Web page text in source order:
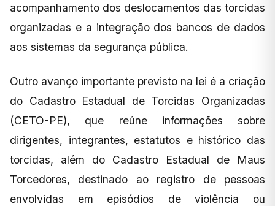
acompanhamento dos deslocamentos das torcidas
organizadas e a integração dos bancos de dados
aos sistemas da segurança pública.
Outro avanço importante previsto na lei é a criação
do Cadastro Estadual de Torcidas Organizadas
(CETO-PE), que reúne informações sobre
dirigentes, integrantes, estatutos e histórico das
torcidas, além do Cadastro Estadual de Maus
Torcedores, destinado ao registro de pessoas
envolvidas em episódios de violência ou